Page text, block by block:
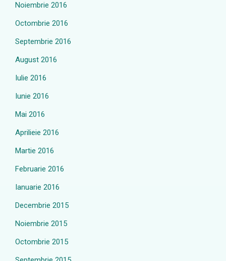
Noiembrie 2016
Octombrie 2016
Septembrie 2016
August 2016
Iulie 2016
Iunie 2016
Mai 2016
Aprilieie 2016
Martie 2016
Februarie 2016
Ianuarie 2016
Decembrie 2015
Noiembrie 2015
Octombrie 2015